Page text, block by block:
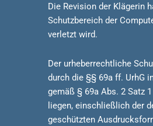
Die Revision der Klägerin
Schutzbereich der
verletzt wird.
Der urheberrechtliche
durch die §§ 69a ff. UrhG
gemäß § 69a Abs. 2 Satz
liegen, einschließlich der
geschützten